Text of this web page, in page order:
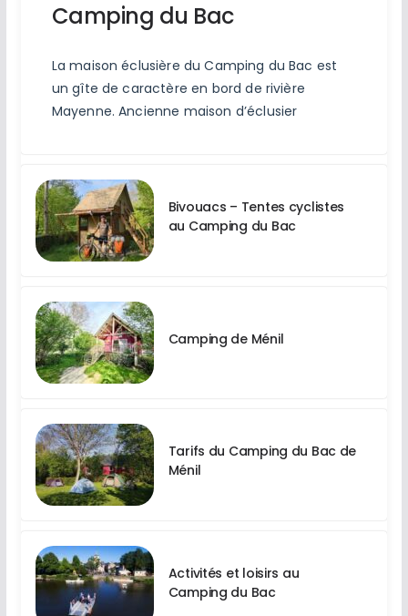
Camping du Bac
La maison éclusière du Camping du Bac est
un gîte de caractère en bord de rivière
Mayenne. Ancienne maison d’éclusier
Bivouacs – Tentes cyclistes
au Camping du Bac
Camping de Ménil
Tarifs du Camping du Bac de
Ménil
Activités et loisirs au
Camping du Bac